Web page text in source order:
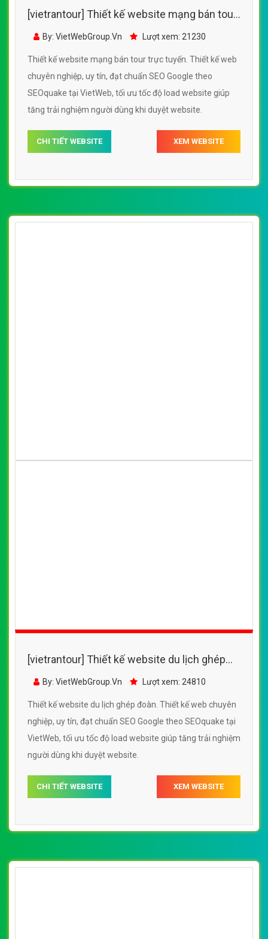
[vietrantour] Thiết kế website mạng bán tour
trực tuyến đẹp SEO nhanh hiệu quả
By: VietWebGroup.Vn Lượt xem: 21230
Thiết kế website mạng bán tour trực tuyến. Thiết kế web
chuyên nghiệp, uy tín, đạt chuẩn SEO Google theo
SEOquake tại VietWeb, tối ưu tốc độ load website giúp
tăng trải nghiệm người dùng khi duyệt website.
CHI TIẾT WEBSITE XEM WEBSITE
[vietrantour] Thiết kế website du lịch ghép
đoàn đẹp, chuyên nghiệp chuẩn SEO
By: VietWebGroup.Vn Lượt xem: 24810
Thiết kế website du lịch ghép đoàn. Thiết kế web chuyên
nghiệp, uy tín, đạt chuẩn SEO Google theo SEOquake tại
VietWeb, tối ưu tốc độ load website giúp tăng trải nghiệm
người dùng khi duyệt website.
CHI TIẾT WEBSITE XEM WEBSITE